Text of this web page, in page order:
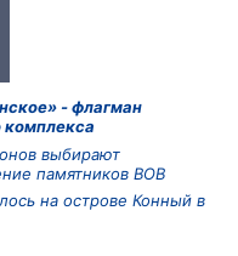
- флагман
комплекса
выбирают
памятников ВОВ
на острове Конный в